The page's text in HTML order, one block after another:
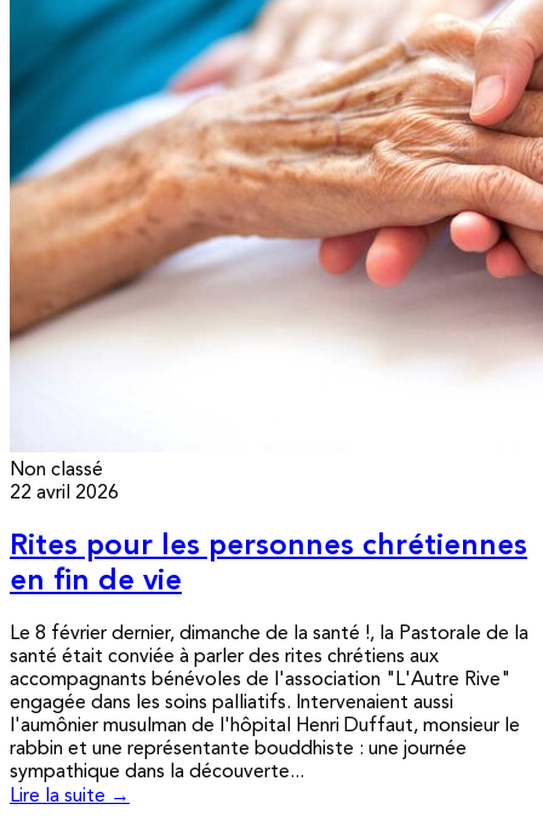
Non classé
22 avril 2026
Rites pour les personnes chrétiennes
en fin de vie
Le 8 février dernier, dimanche de la santé !, la Pastorale de la
santé était conviée à parler des rites chrétiens aux
accompagnants bénévoles de l'association "L'Autre Rive"
engagée dans les soins palliatifs. Intervenaient aussi
l'aumônier musulman de l'hôpital Henri Duffaut, monsieur le
rabbin et une représentante bouddhiste : une journée
sympathique dans la découverte...
Lire la suite →